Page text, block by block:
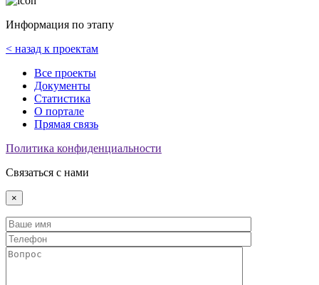
Информация по этапу
< назад к проектам
Все проекты
Документы
Статистика
О портале
Прямая связь
Политика конфиденциальности
Связаться с нами
×